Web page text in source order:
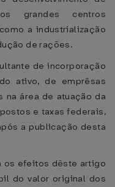
grandes centros
a industrialização
de rações.
de incorporação
ativo, de emprêsas
na área de atuação da
e taxas federais,
a publicação desta
os efeitos dêste artigo
do valor original dos